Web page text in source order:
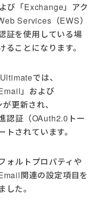
び「Exchange」アク
Services（EWS）
証を使用している場
ことになります。
では、
」および
更新され、
認証（OAuth2.0トー
されています。
ォルトプロパティや
関連の設定項目を
た。